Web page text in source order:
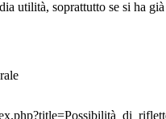
utilità, soprattutto se si ha